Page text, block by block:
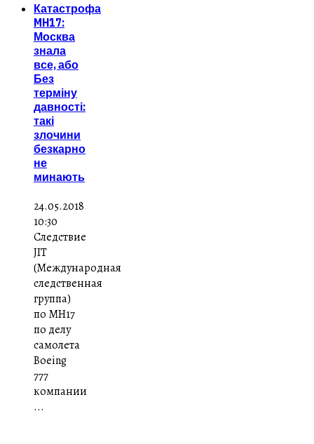
Катастрофа
MH17:
Москва
знала
все, або
Без
терміну
давності:
такі
злочини
безкарно
не
минають
24.05.2018
10:30
Следствие
JIT
(Международная
следственная
группа)
по MH17
по делу
самолета
Boeing
777
компании
...